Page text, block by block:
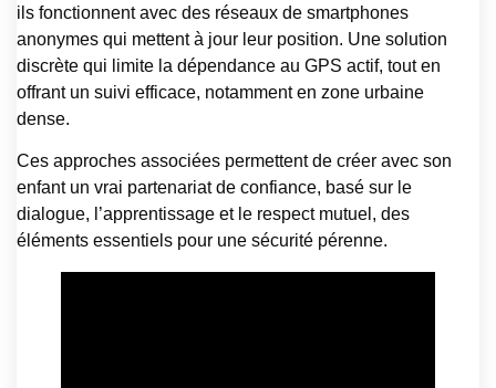
ils fonctionnent avec des réseaux de smartphones
anonymes qui mettent à jour leur position. Une solution
discrète qui limite la dépendance au GPS actif, tout en
offrant un suivi efficace, notamment en zone urbaine
dense.
Ces approches associées permettent de créer avec son
enfant un vrai partenariat de confiance, basé sur le
dialogue, l’apprentissage et le respect mutuel, des
éléments essentiels pour une sécurité pérenne.